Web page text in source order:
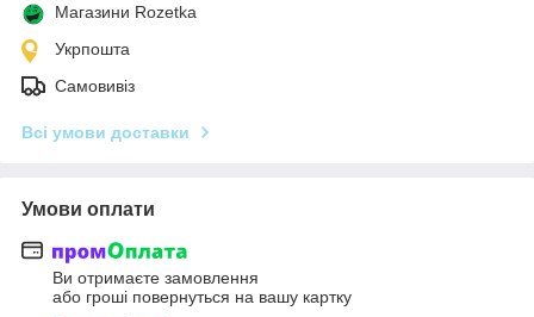
Магазини Rozetka
Укрпошта
Самовивіз
Всі умови доставки
Умови оплати
Ви отримаєте замовлення
або гроші повернуться на вашу картку